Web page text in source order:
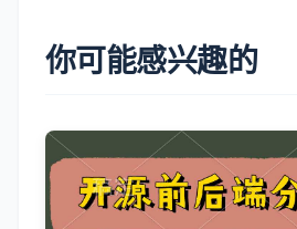
你可能感兴趣的